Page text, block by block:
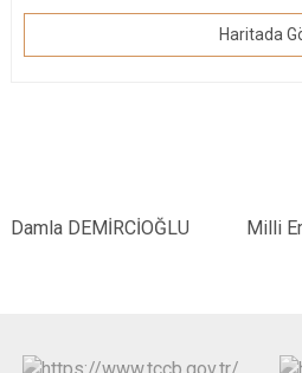
Haritada
Damla DEMİRCİOĞLU Milli